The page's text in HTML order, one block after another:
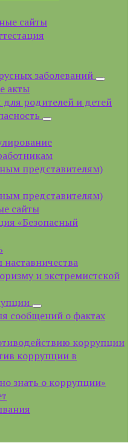
сайты
заболеваний
акты
родителей и детей
представителям)
представителям)
сайты
«Безопасный
и экстремистской
сообщений о фактах
коррупции
коррупции в
знать о коррупции»